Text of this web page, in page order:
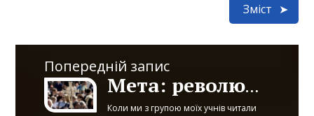
Зміст
Попередній запис
Мета: революція благодаті - частина 1
Коли ми з групою моїх учнів читали